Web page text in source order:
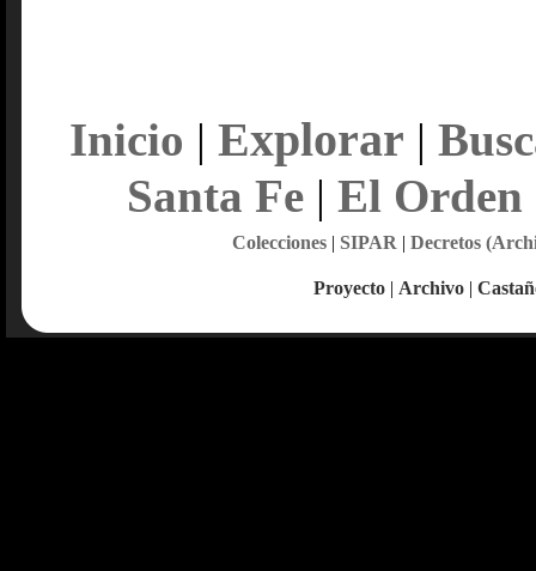
Inicio | Explorar |
Santa Fe| El Orden
Colecciones| SIPAR | Decretos
Proyecto | Archivo |